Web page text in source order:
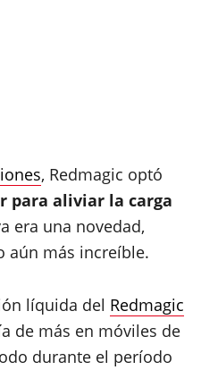
, Redmagic optó
para aliviar la carga
era una novedad,
aún más increíble.
líquida del Redmagic
de más en móviles de
durante el período